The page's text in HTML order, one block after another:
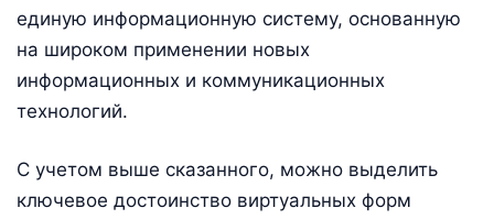
единую информационную систему, основанную
на широком применении новых
информационных и коммуникационных
технологий.
С учетом выше сказанного, можно выделить
ключевое достоинство виртуальных форм